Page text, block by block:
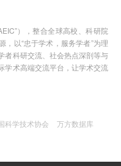
），整合全球高校、科研院
，以“忠于学术，服务学者”为理
者科研交流、社会热点深剖等与
学术高端交流平台，让学术交流
科学技术协会
万方数据库